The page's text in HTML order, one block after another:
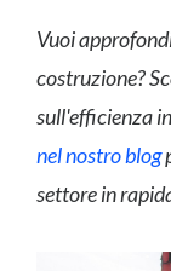
Vuoi
costruzione?
sull'efficienza
nel nostro blog
settore in